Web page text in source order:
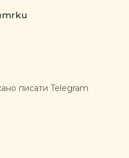
писати Telegram